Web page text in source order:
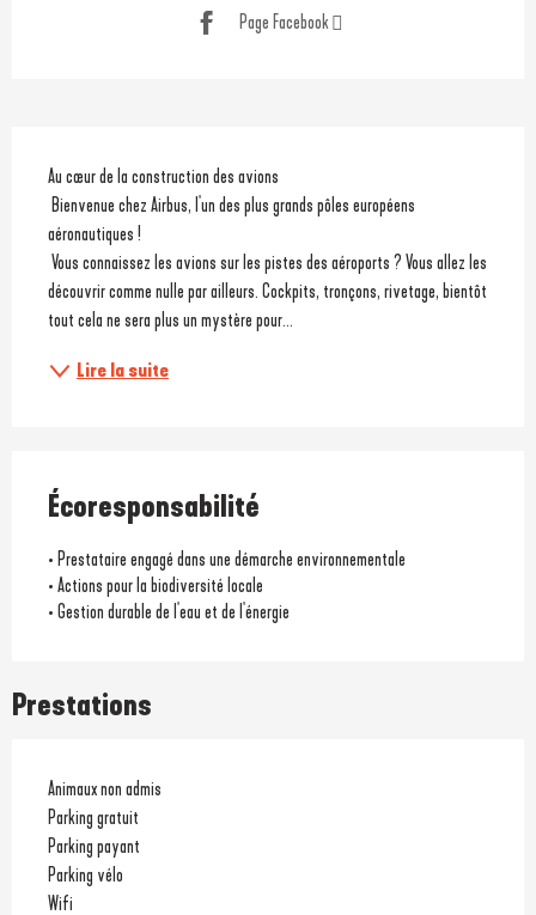
Page Facebook
Description
Au cœur de la construction des avions
aéronautiques !
découvrir comme nulle par ailleurs. Cockpits, tronçons, rivetage, bientôt
tout cela ne sera plus un mystère pour...
Lire la suite
Écoresponsabilité
• Prestataire engagé dans une démarche environnementale
• Actions pour la biodiversité locale
• Gestion durable de l'eau et de l'énergie
Prestations
Animaux non admis
Parking gratuit
Parking payant
Parking vélo
Wifi